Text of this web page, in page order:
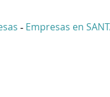
- Empresas en